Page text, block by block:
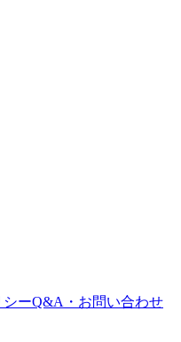
シーQ&A・お問い合わせ